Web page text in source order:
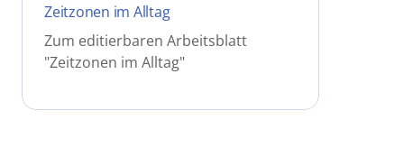
Zeitzonen im Alltag
Zum editierbaren Arbeitsblatt
"Zeitzonen im Alltag"